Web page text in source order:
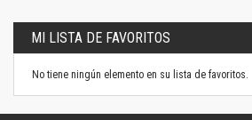
MI LISTA DE FAVORITOS
No tiene ningún elemento en su lista de favoritos.